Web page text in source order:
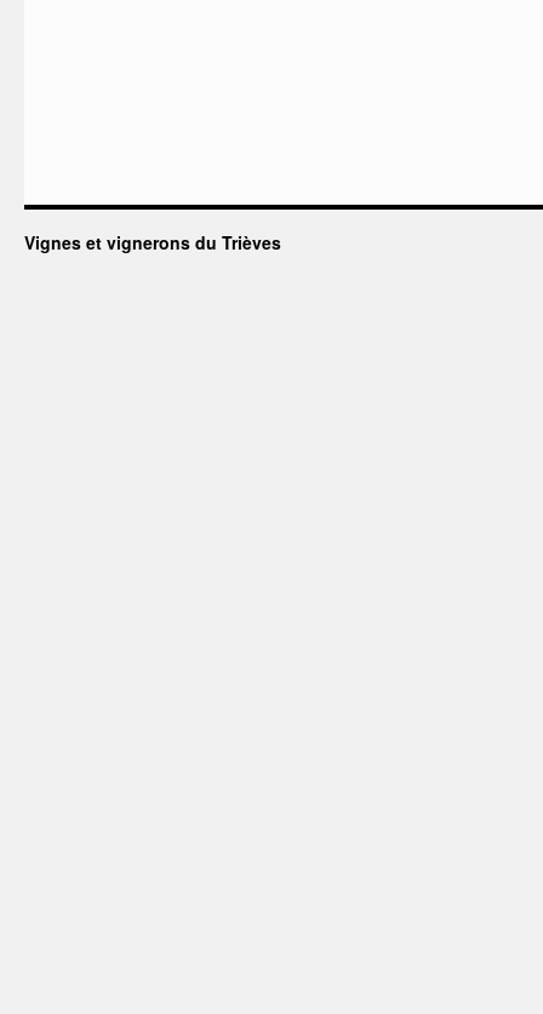
Vignes et vignerons du Trièves